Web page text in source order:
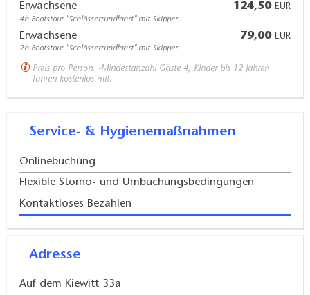
Erwachsene 124,50 EUR
4h Bootstour "Schlösserrundfahrt" mit Skipper
Erwachsene 79,00 EUR
2h Bootstour "Schlösserrundfahrt" mit Skipper
Preis pro Person. -Mindestanzahl Gäste 4, Kinder bis 12 Jahren
fahren kostenlos mit.
Service- & Hygienemaßnahmen
Onlinebuchung
Flexible Storno- und Umbuchungsbedingungen
Kontaktloses Bezahlen
Adresse
Auf dem Kiewitt 33a